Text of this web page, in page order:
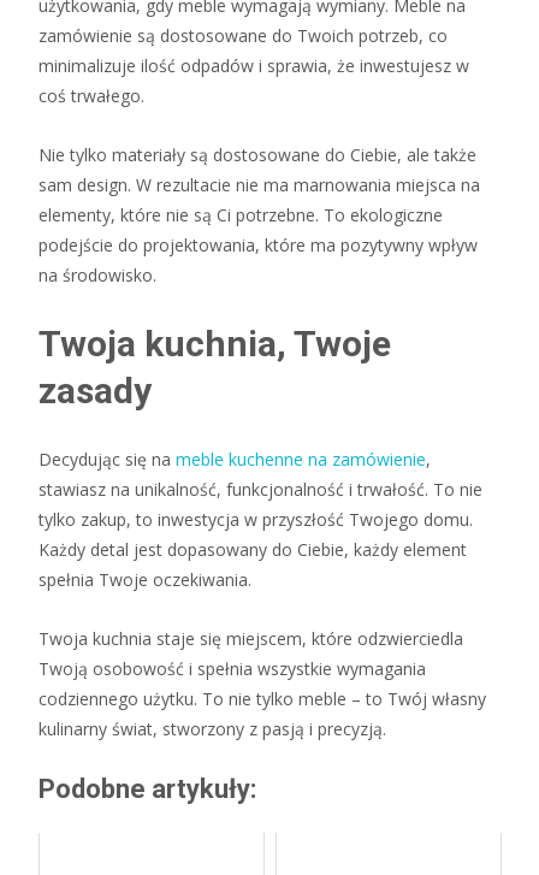
użytkowania, gdy meble wymagają wymiany. Meble na
zamówienie są dostosowane do Twoich potrzeb, co
minimalizuje ilość odpadów i sprawia, że inwestujesz w
coś trwałego.
Nie tylko materiały są dostosowane do Ciebie, ale także
sam design. W rezultacie nie ma marnowania miejsca na
elementy, które nie są Ci potrzebne. To ekologiczne
podejście do projektowania, które ma pozytywny wpływ
na środowisko.
Twoja kuchnia, Twoje
zasady
Decydując się na meble kuchenne na zamówienie,
stawiasz na unikalność, funkcjonalność i trwałość. To nie
tylko zakup, to inwestycja w przyszłość Twojego domu.
Każdy detal jest dopasowany do Ciebie, każdy element
spełnia Twoje oczekiwania.
Twoja kuchnia staje się miejscem, które odzwierciedla
Twoją osobowość i spełnia wszystkie wymagania
codziennego użytku. To nie tylko meble – to Twój własny
kulinarny świat, stworzony z pasją i precyzją.
Podobne artykuły: